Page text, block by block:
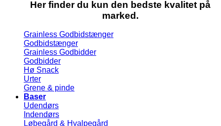
Her finder du kun den bedste kvalitet på
marked.
Grainless Godbidstænger
Godbidstænger
Grainless Godbidder
Godbidder
Hø Snack
Urter
Grene & pinde
Baser
Udendørs
Indendørs
Løbegård & Hvalpegård